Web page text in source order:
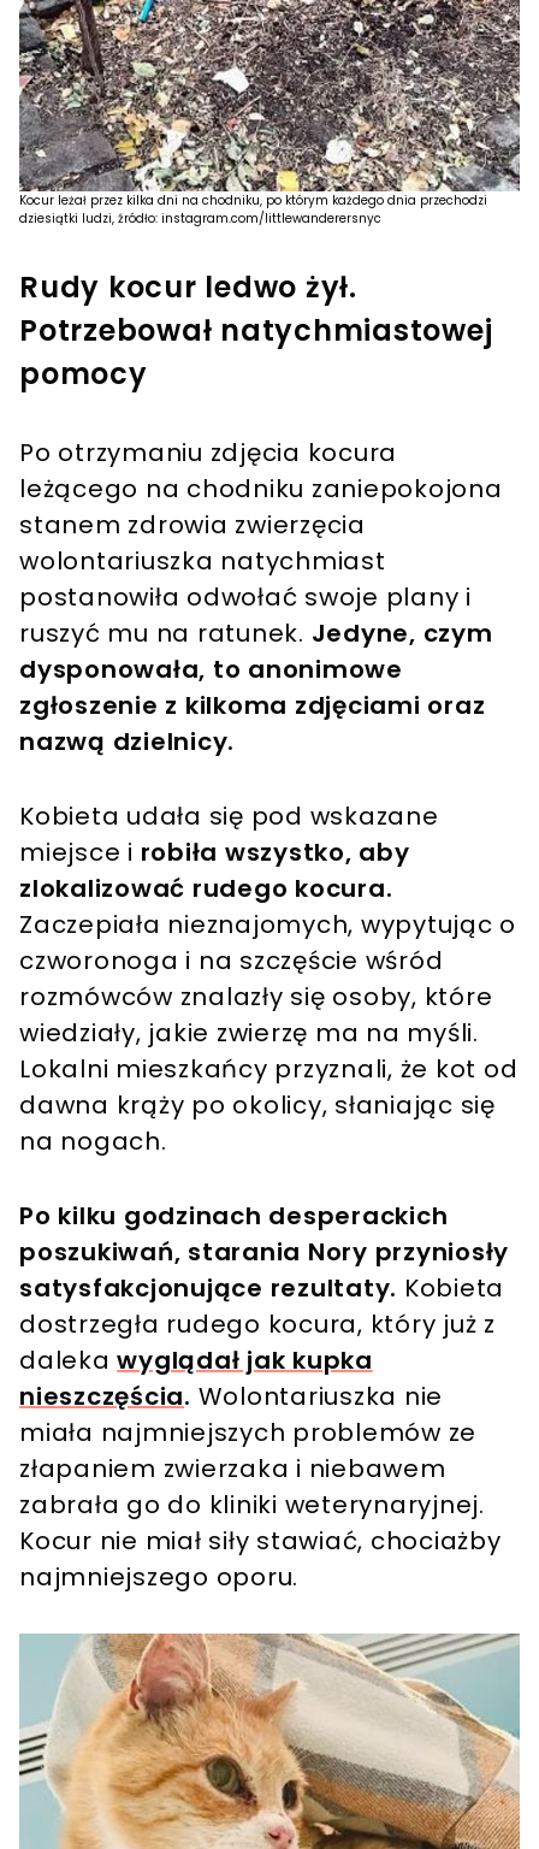
Kocur leżał przez kilka dni na chodniku, po którym każdego dnia przechodzi
dziesiątki ludzi, źródło: instagram.com/littlewanderersnyc
Rudy kocur ledwo żył.
Potrzebował natychmiastowej
pomocy
Po otrzymaniu zdjęcia kocura
leżącego na chodniku zaniepokojona
stanem zdrowia zwierzęcia
wolontariuszka natychmiast
postanowiła odwołać swoje plany i
ruszyć mu na ratunek. Jedyne, czym
dysponowała, to anonimowe
zgłoszenie z kilkoma zdjęciami oraz
nazwą dzielnicy.
Kobieta udała się pod wskazane
miejsce i robiła wszystko, aby
zlokalizować rudego kocura.
Zaczepiała nieznajomych, wypytując o
czworonoga i na szczęście wśród
rozmówców znalazły się osoby, które
wiedziały, jakie zwierzę ma na myśli.
Lokalni mieszkańcy przyznali, że kot od
dawna krąży po okolicy, słaniając się
na nogach.
Po kilku godzinach desperackich
poszukiwań, starania Nory przyniosły
satysfakcjonujące rezultaty. Kobieta
dostrzegła rudego kocura, który już z
dalekawyglądał jak kupka
nieszczęścia. Wolontariuszka nie
miała najmniejszych problemów ze
złapaniem zwierzaka i niebawem
zabrała go do kliniki weterynaryjnej.
Kocur nie miał siły stawiać, chociażby
najmniejszego oporu.